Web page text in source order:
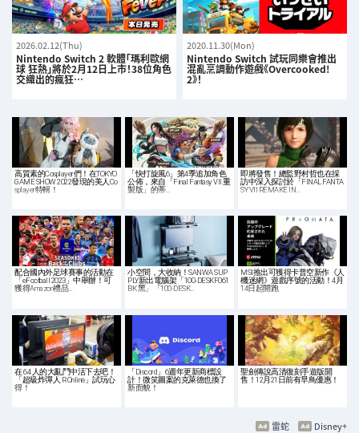
2026.02.12(Thu)
Nintendo Switch 2 軟體「瑪利歐網
球 狂熱」將於2月12日上市！38位角色
交織出的瘋狂…
2020.11.30(Mon)
Nintendo Switch 試玩同樂會推出
混亂烹調動作遊戲《Overcooked!
2》！
高質素的Cosplayer們！在TOKYO
GAME SHOW 2022發現的美人Co
splayer特輯！
「快打旋風6」第4季追加角色
公佈，來自「Final Fantasy VII 重
製版」的蒂…
即將發售！總監野村哲也在採
訪中深入探討於「FINAL FANTA
SY VII REMAKE IN…
配合國內外足球賽事的活動在
「eFootball 2023」中舉辦！可
獲得Amazon禮品…
小空間，大收納！SANWA SUP
PLY新出電腦架「100-DESKF061
BK 黑」「100-DESK…
MSI推出可獲得卡普空新作《人
機迷網》遊戲序號的活動！4月
14日起開跑
在 64 人的大亂鬥中活下去吧！
「超級炸彈人 R Online」試玩心
得！
「Discord」6週年更新商標設
計！微笑圖案的克萊德也換了
新面貌！
聖劍傳說高清復刻手遊版開
售！12月21日前有早鳥優惠！
Disney+
雷蛇